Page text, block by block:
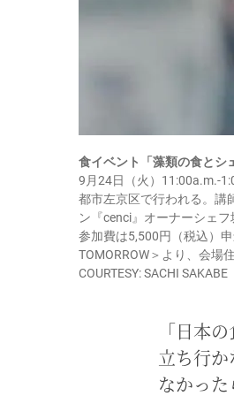
食イベント「藻類の食とシ
9月24日（火）11:00a.m.-
都市左京区で行われる。講
ン『cenci』オーナーシェ
参加費は5,500円（税込）
TOMORROW＞より、会場
COURTESY: SACHI SAKABE
「日本
立ち行
なかっ